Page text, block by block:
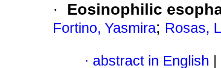
· Eosinophilic
Fortino, Yasmira; Rosas,
· abstract in English